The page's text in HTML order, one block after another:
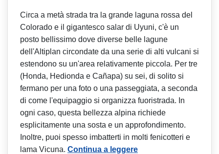
Circa a metà strada tra la grande laguna rossa del
Colorado e il gigantesco salar di Uyuni, c'è un
posto bellissimo dove diverse belle lagune
dell'Altiplan circondate da una serie di alti vulcani si
estendono su un'area relativamente piccola. Per tre
(Honda, Hedionda e Cañapa) su sei, di solito si
fermano per una foto o una passeggiata, a seconda
di come l'equipaggio si organizza fuoristrada. In
ogni caso, questa bellezza alpina richiede
esplicitamente una sosta e un approfondimento.
Inoltre, puoi spesso imbatterti in molti fenicotteri e
lama Vicuna. Continua a leggere